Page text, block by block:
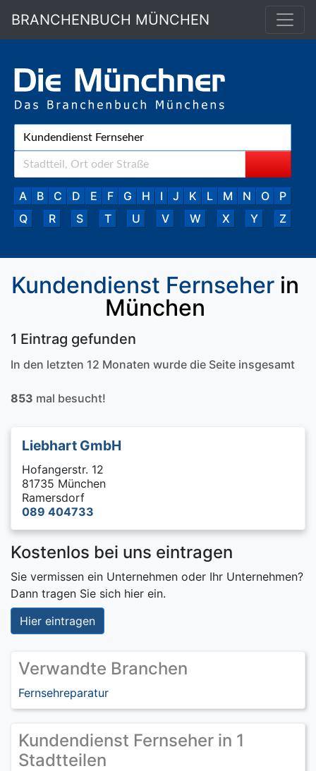
BRANCHENBUCH MÜNCHEN
A B C D E F G H I J K L M N O
P
Q
R S T U V W X Y Z
Kundendienst Fernseher in
München
1 Eintrag gefunden
In den letzten 12 Monaten wurde die Seite insgesamt
853 mal besucht!
Liebhart GmbH
Hofangerstr. 12
81735 München
Ramersdorf
089 404733
Kostenlos bei uns eintragen
Sie vermissen ein Unternehmen oder Ihr Unternehmen?
Dann tragen Sie sich hier ein.
Hier eintragen
Verwandte Branchen
Fernsehreparatur
Kundendienst Fernseher in 1
Stadtteilen